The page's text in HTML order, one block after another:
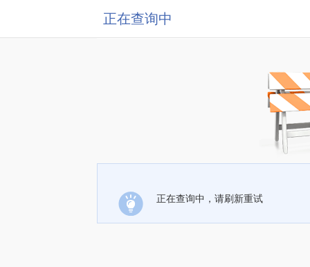
正在查询中
正在查询中，请刷新重试